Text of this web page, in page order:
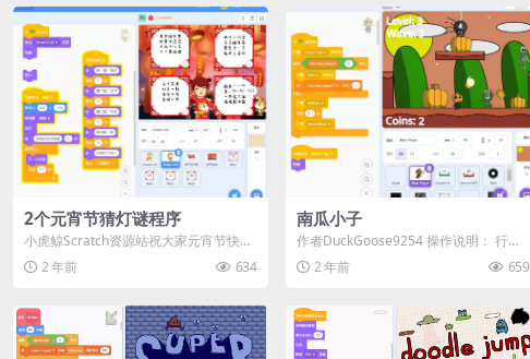
2个元宵节猜灯谜程序
小虎鲸Scratch资源站祝大家元宵节快
乐，愿大家健健康康团团圆圆！ 本次给
大家...2 年前 634
南瓜小子
作者DuckGoose9254 操作说明： 行走
（左/右，或 A/D 键） 跳跃...
2 年前 659